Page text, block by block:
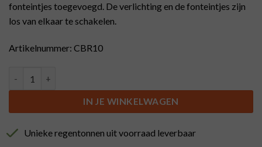
fonteintjes toegevoegd. De verlichting en de fonteintjes zijn
los van elkaar te schakelen.
Artikelnummer: CBR10
IN JE WINKELWAGEN
Unieke regentonnen uit voorraad leverbaar